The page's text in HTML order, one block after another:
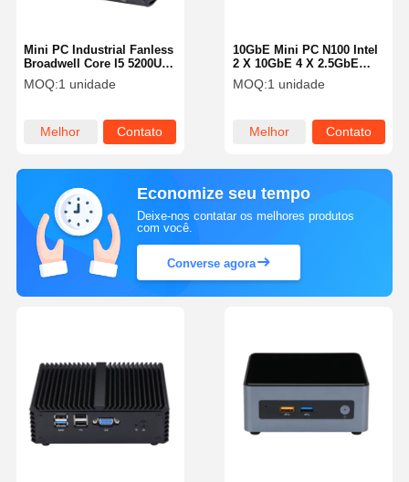
Mini PC Industrial Fanless
Broadwell Core I5 5200U 2
LAN Fanless Media PC
MOQ:1 unidade
Melhor
Contato
10GbE Mini PC N100 Intel
2 X 10GbE 4 X 2.5GbE
LAN Firewall Router para
Negócios
MOQ:1 unidade
Melhor
Contato
Economize seu tempo
Deixe-nos contatar os melhores produtos
com você.
Converse agora